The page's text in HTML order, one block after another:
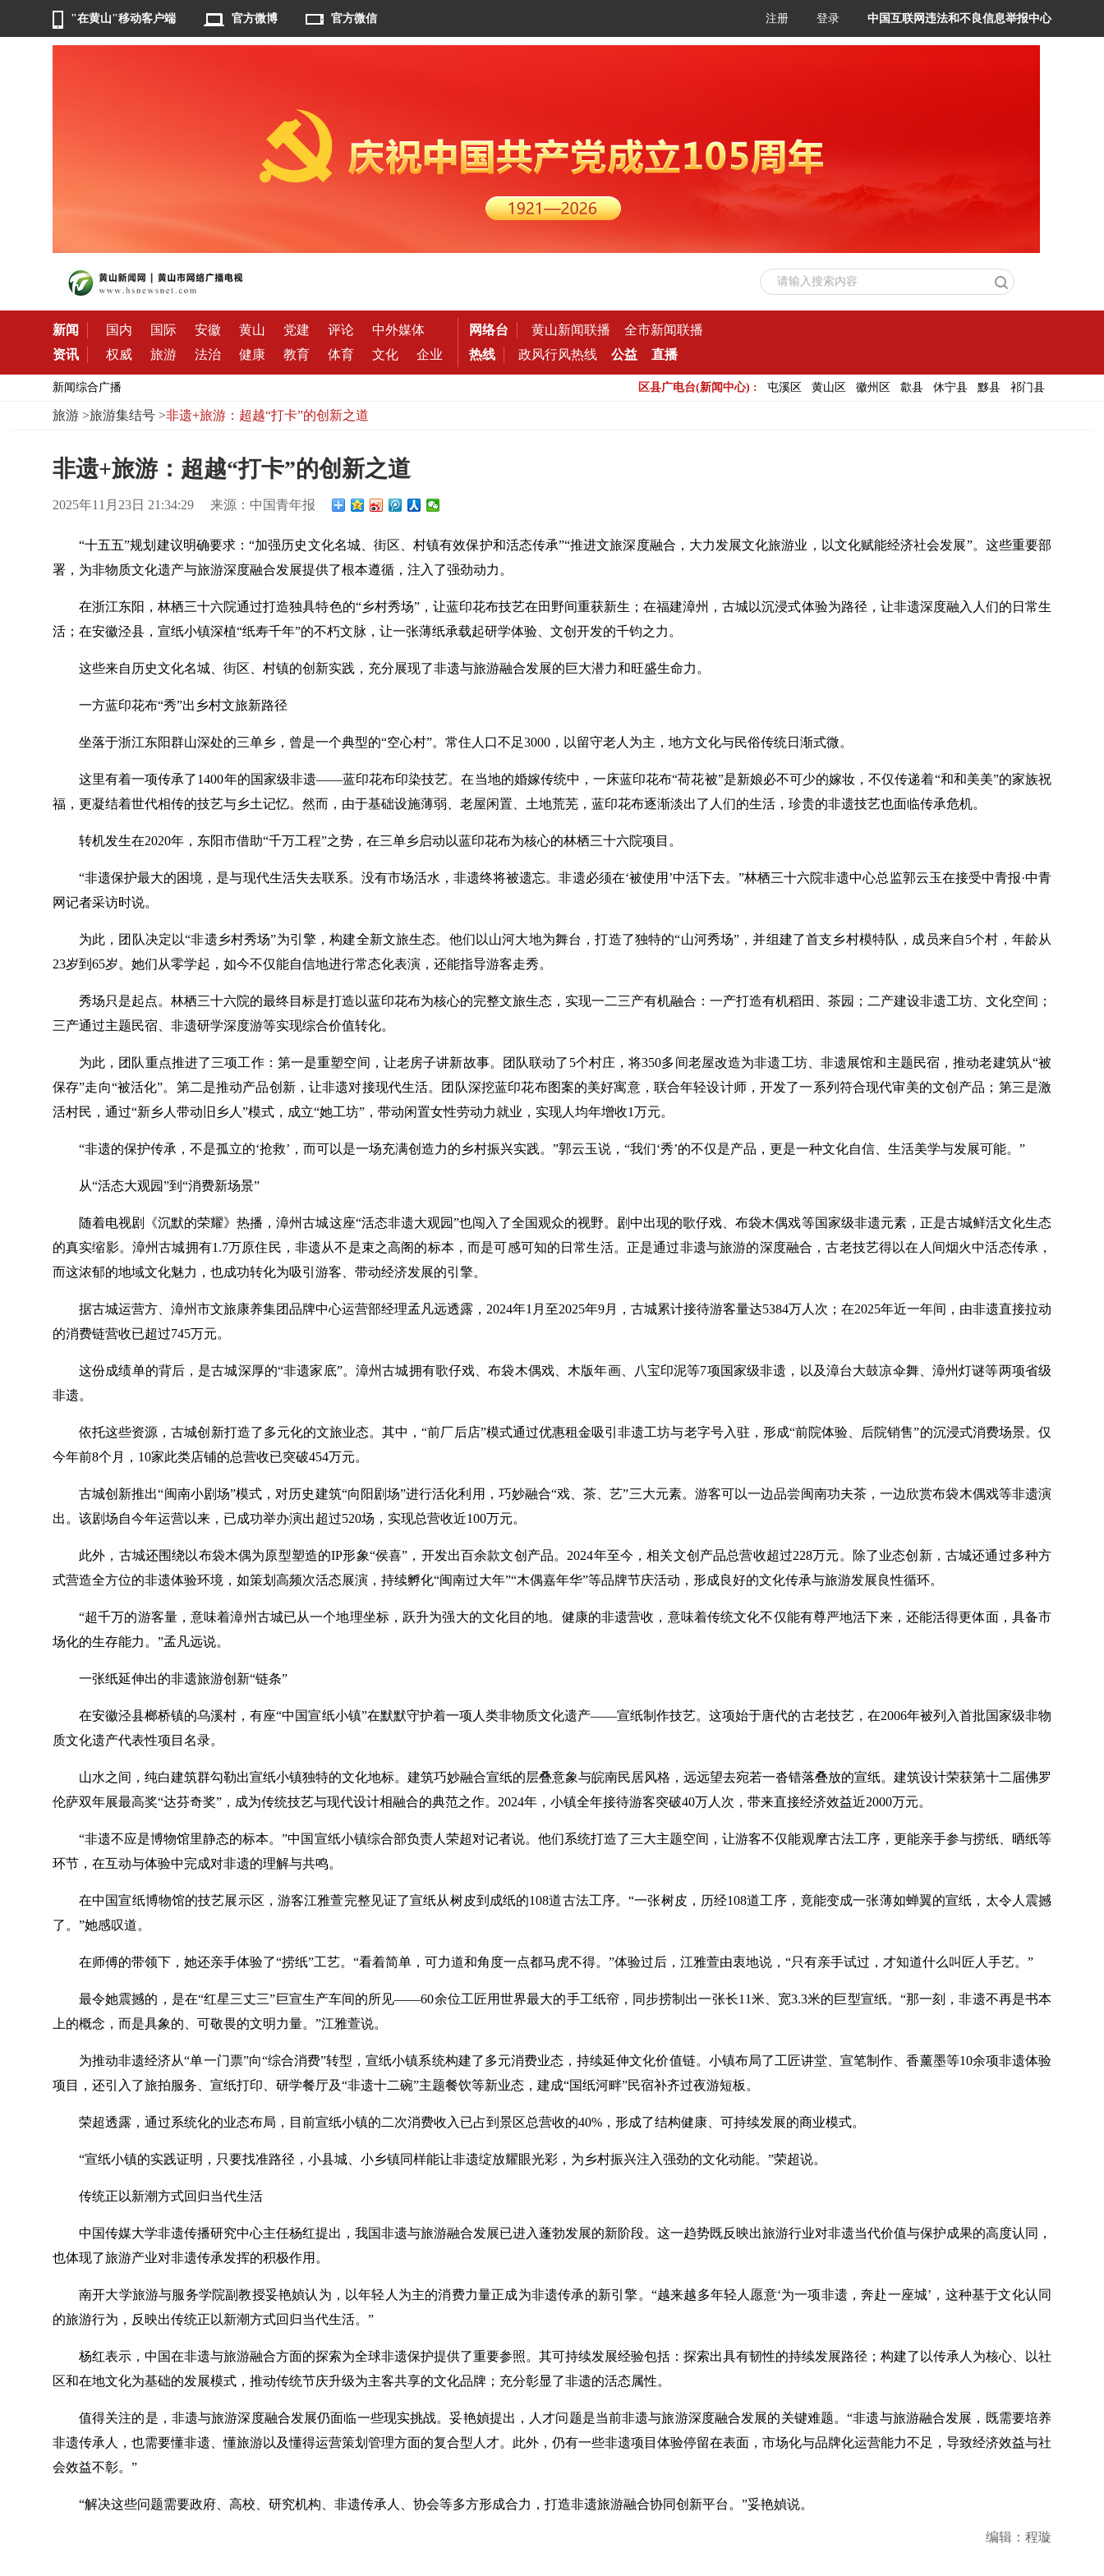
"在黄山"移动客户端 官方微博 官方微信 注册 登录 中国互联网违法和不良信息举报中心
请输入搜索内容
新闻 国内 国际 安徽 黄山 党建 评论
中外媒体
资讯
权威 旅游 法治 健康 教育 体育 文化 企业
网络台 黄山新闻联播
全市新闻联播
热线
政风行风热线 公益 直播
新闻综合广播 区县广电台(新闻中心) : 屯溪区 黄山区 徽州区 歙县 休宁县 黟县 祁门县
旅游>旅游集结号>非遗+旅游：超越“打卡”的创新之道
非遗+旅游：超越“打卡”的创新之道
2025年11月23日 21:34:29 来源：中国青年报
“十五五”规划建议明确要求：“加强历史文化名城、街区、村镇有效保护和活态传承”“推进文旅深度融合，大力发展文化旅游业，以文化赋能经济社会发展”。这些重要部
署，为非物质文化遗产与旅游深度融合发展提供了根本遵循，注入了强劲动力。
在浙江东阳，林栖三十六院通过打造独具特色的“乡村秀场”，让蓝印花布技艺在田野间重获新生；在福建漳州，古城以沉浸式体验为路径，让非遗深度融入人们的日常生
活；在安徽泾县，宣纸小镇深植“纸寿千年”的不朽文脉，让一张薄纸承载起研学体验、文创开发的千钧之力。
这些来自历史文化名城、街区、村镇的创新实践，充分展现了非遗与旅游融合发展的巨大潜力和旺盛生命力。
一方蓝印花布“秀”出乡村文旅新路径
坐落于浙江东阳群山深处的三单乡，曾是一个典型的“空心村”。常住人口不足3000，以留守老人为主，地方文化与民俗传统日渐式微。
这里有着一项传承了1400年的国家级非遗——蓝印花布印染技艺。在当地的婚嫁传统中，一床蓝印花布“荷花被”是新娘必不可少的嫁妆，不仅传递着“和和美美”的家族祝
福，更凝结着世代相传的技艺与乡土记忆。然而，由于基础设施薄弱、老屋闲置、土地荒芜，蓝印花布逐渐淡出了人们的生活，珍贵的非遗技艺也面临传承危机。
转机发生在2020年，东阳市借助“千万工程”之势，在三单乡启动以蓝印花布为核心的林栖三十六院项目。
“非遗保护最大的困境，是与现代生活失去联系。没有市场活水，非遗终将被遗忘。非遗必须在‘被使用’中活下去。”林栖三十六院非遗中心总监郭云玉在接受中青报·中青
网记者采访时说。
为此，团队决定以“非遗乡村秀场”为引擎，构建全新文旅生态。他们以山河大地为舞台，打造了独特的“山河秀场”，并组建了首支乡村模特队，成员来自5个村，年龄从
23岁到65岁。她们从零学起，如今不仅能自信地进行常态化表演，还能指导游客走秀。
秀场只是起点。林栖三十六院的最终目标是打造以蓝印花布为核心的完整文旅生态，实现一二三产有机融合：一产打造有机稻田、茶园；二产建设非遗工坊、文化空间；
三产通过主题民宿、非遗研学深度游等实现综合价值转化。
为此，团队重点推进了三项工作：第一是重塑空间，让老房子讲新故事。团队联动了5个村庄，将350多间老屋改造为非遗工坊、非遗展馆和主题民宿，推动老建筑从“被
保存”走向“被活化”。第二是推动产品创新，让非遗对接现代生活。团队深挖蓝印花布图案的美好寓意，联合年轻设计师，开发了一系列符合现代审美的文创产品；第三是激
活村民，通过“新乡人带动旧乡人”模式，成立“她工坊”，带动闲置女性劳动力就业，实现人均年增收1万元。
“非遗的保护传承，不是孤立的‘抢救’，而可以是一场充满创造力的乡村振兴实践。”郭云玉说，“我们‘秀’的不仅是产品，更是一种文化自信、生活美学与发展可能。”
从“活态大观园”到“消费新场景”
随着电视剧《沉默的荣耀》热播，漳州古城这座“活态非遗大观园”也闯入了全国观众的视野。剧中出现的歌仔戏、布袋木偶戏等国家级非遗元素，正是古城鲜活文化生态
的真实缩影。漳州古城拥有1.7万原住民，非遗从不是束之高阁的标本，而是可感可知的日常生活。正是通过非遗与旅游的深度融合，古老技艺得以在人间烟火中活态传承，
而这浓郁的地域文化魅力，也成功转化为吸引游客、带动经济发展的引擎。
据古城运营方、漳州市文旅康养集团品牌中心运营部经理孟凡远透露，2024年1月至2025年9月，古城累计接待游客量达5384万人次；在2025年近一年间，由非遗直接拉动
的消费链营收已超过745万元。
这份成绩单的背后，是古城深厚的“非遗家底”。漳州古城拥有歌仔戏、布袋木偶戏、木版年画、八宝印泥等7项国家级非遗，以及漳台大鼓凉伞舞、漳州灯谜等两项省级
非遗。
依托这些资源，古城创新打造了多元化的文旅业态。其中，“前厂后店”模式通过优惠租金吸引非遗工坊与老字号入驻，形成“前院体验、后院销售”的沉浸式消费场景。仅
今年前8个月，10家此类店铺的总营收已突破454万元。
古城创新推出“闽南小剧场”模式，对历史建筑“向阳剧场”进行活化利用，巧妙融合“戏、茶、艺”三大元素。游客可以一边品尝闽南功夫茶，一边欣赏布袋木偶戏等非遗演
出。该剧场自今年运营以来，已成功举办演出超过520场，实现总营收近100万元。
此外，古城还围绕以布袋木偶为原型塑造的IP形象“侯喜”，开发出百余款文创产品。2024年至今，相关文创产品总营收超过228万元。除了业态创新，古城还通过多种方
式营造全方位的非遗体验环境，如策划高频次活态展演，持续孵化“闽南过大年”“木偶嘉年华”等品牌节庆活动，形成良好的文化传承与旅游发展良性循环。
“超千万的游客量，意味着漳州古城已从一个地理坐标，跃升为强大的文化目的地。健康的非遗营收，意味着传统文化不仅能有尊严地活下来，还能活得更体面，具备市
场化的生存能力。”孟凡远说。
一张纸延伸出的非遗旅游创新“链条”
在安徽泾县榔桥镇的乌溪村，有座“中国宣纸小镇”在默默守护着一项人类非物质文化遗产——宣纸制作技艺。这项始于唐代的古老技艺，在2006年被列入首批国家级非物
质文化遗产代表性项目名录。
山水之间，纯白建筑群勾勒出宣纸小镇独特的文化地标。建筑巧妙融合宣纸的层叠意象与皖南民居风格，远远望去宛若一沓错落叠放的宣纸。建筑设计荣获第十二届佛罗
伦萨双年展最高奖“达芬奇奖”，成为传统技艺与现代设计相融合的典范之作。2024年，小镇全年接待游客突破40万人次，带来直接经济效益近2000万元。
“非遗不应是博物馆里静态的标本。”中国宣纸小镇综合部负责人荣超对记者说。他们系统打造了三大主题空间，让游客不仅能观摩古法工序，更能亲手参与捞纸、晒纸等
环节，在互动与体验中完成对非遗的理解与共鸣。
在中国宣纸博物馆的技艺展示区，游客江雅萱完整见证了宣纸从树皮到成纸的108道古法工序。“一张树皮，历经108道工序，竟能变成一张薄如蝉翼的宣纸，太令人震撼
了。”她感叹道。
在师傅的带领下，她还亲手体验了“捞纸”工艺。“看着简单，可力道和角度一点都马虎不得。”体验过后，江雅萱由衷地说，“只有亲手试过，才知道什么叫匠人手艺。”
最令她震撼的，是在“红星三丈三”巨宣生产车间的所见——60余位工匠用世界最大的手工纸帘，同步捞制出一张长11米、宽3.3米的巨型宣纸。“那一刻，非遗不再是书本
上的概念，而是具象的、可敬畏的文明力量。”江雅萱说。
为推动非遗经济从“单一门票”向“综合消费”转型，宣纸小镇系统构建了多元消费业态，持续延伸文化价值链。小镇布局了工匠讲堂、宣笔制作、香薰墨等10余项非遗体验
项目，还引入了旅拍服务、宣纸打印、研学餐厅及“非遗十二碗”主题餐饮等新业态，建成“国纸河畔”民宿补齐过夜游短板。
荣超透露，通过系统化的业态布局，目前宣纸小镇的二次消费收入已占到景区总营收的40%，形成了结构健康、可持续发展的商业模式。
“宣纸小镇的实践证明，只要找准路径，小县城、小乡镇同样能让非遗绽放耀眼光彩，为乡村振兴注入强劲的文化动能。”荣超说。
传统正以新潮方式回归当代生活
中国传媒大学非遗传播研究中心主任杨红提出，我国非遗与旅游融合发展已进入蓬勃发展的新阶段。这一趋势既反映出旅游行业对非遗当代价值与保护成果的高度认同，
也体现了旅游产业对非遗传承发挥的积极作用。
南开大学旅游与服务学院副教授妥艳媜认为，以年轻人为主的消费力量正成为非遗传承的新引擎。“越来越多年轻人愿意‘为一项非遗，奔赴一座城’，这种基于文化认同
的旅游行为，反映出传统正以新潮方式回归当代生活。”
杨红表示，中国在非遗与旅游融合方面的探索为全球非遗保护提供了重要参照。其可持续发展经验包括：探索出具有韧性的持续发展路径；构建了以传承人为核心、以社
区和在地文化为基础的发展模式，推动传统节庆升级为主客共享的文化品牌；充分彰显了非遗的活态属性。
值得关注的是，非遗与旅游深度融合发展仍面临一些现实挑战。妥艳媜提出，人才问题是当前非遗与旅游深度融合发展的关键难题。“非遗与旅游融合发展，既需要培养
非遗传承人，也需要懂非遗、懂旅游以及懂得运营策划管理方面的复合型人才。此外，仍有一些非遗项目体验停留在表面，市场化与品牌化运营能力不足，导致经济效益与社
会效益不彰。”
“解决这些问题需要政府、高校、研究机构、非遗传承人、协会等多方形成合力，打造非遗旅游融合协同创新平台。”妥艳媜说。
编辑：程璇